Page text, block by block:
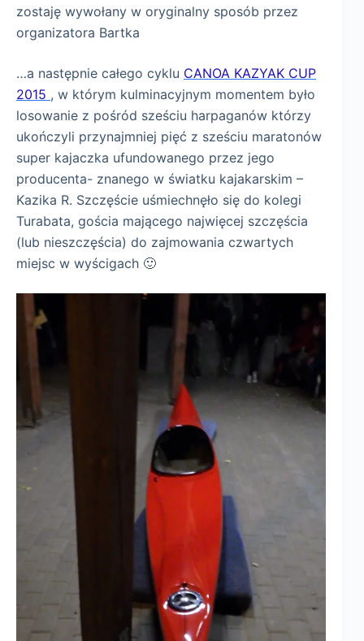
zostaję wywołany w oryginalny sposób przez
organizatora Bartka
…a następnie całego cyklu CANOA KAZYAK CUP
2015 , w którym kulminacyjnym momentem było
losowanie z pośród sześciu harpaganów którzy
ukończyli przynajmniej pięć z sześciu maratonów
super kajaczka ufundowanego przez jego
producenta- znanego w światku kajakarskim –
Kazika R. Szczęście uśmiechnęło się do kolegi
Turabata, gościa mającego najwięcej szczęścia
(lub nieszczęścia) do zajmowania czwartych
miejsc w wyścigach 🙂